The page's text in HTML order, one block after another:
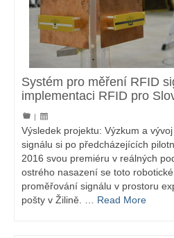
Systém pro měření RFID
implementaci RFID pro
|
Výsledek projektu: Výzkum a
signálu si po předcházejících
2016 svou premiéru v reálných
ostrého nasazení se toto
proměřování signálu v prostoru
pošty v Žilině. … Read More